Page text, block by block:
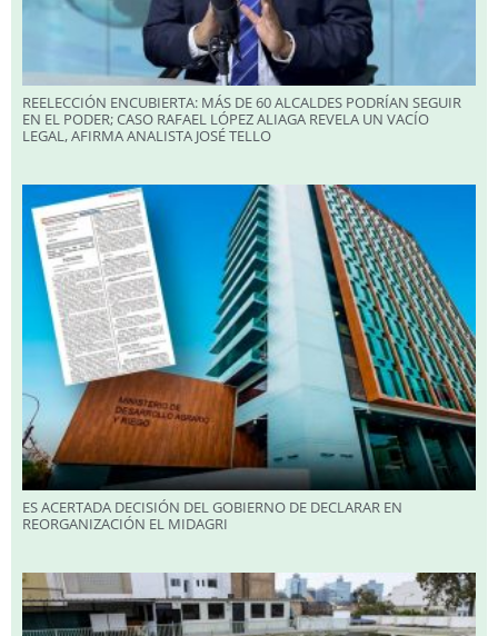
REELECCIÓN ENCUBIERTA: MÁS DE 60 ALCALDES PODRÍAN SEGUIR
EN EL PODER; CASO RAFAEL LÓPEZ ALIAGA REVELA UN VACÍO
LEGAL, AFIRMA ANALISTA JOSÉ TELLO
ES ACERTADA DECISIÓN DEL GOBIERNO DE DECLARAR EN
REORGANIZACIÓN EL MIDAGRI